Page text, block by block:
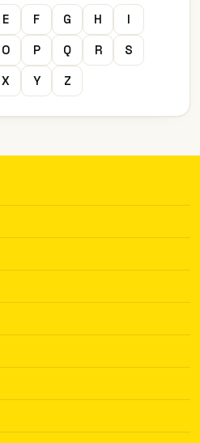
E F G H
I
O P Q R
S
X Y Z